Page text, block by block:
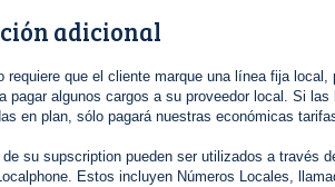
adicional
requiere que el cliente marque una línea fija local,
pagar algunos cargos a su proveedor local. Si
en plan, sólo pagará nuestras económicas
de su supscription pueden ser utilizados a través
Estos incluyen Números Locales,